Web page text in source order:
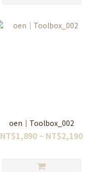
oen｜Toolbox_002
NT$1,890 ~ NT$2,190